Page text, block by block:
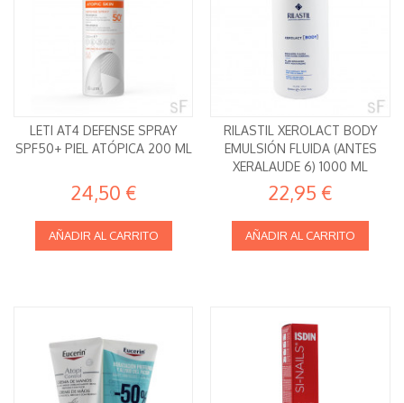
LETI AT4 DEFENSE SPRAY
SPF50+ PIEL ATÓPICA 200 ML
24,50 €
AÑADIR AL CARRITO
RILASTIL XEROLACT BODY
EMULSIÓN FLUIDA (ANTES
XERALAUDE 6) 1000 ML
22,95 €
AÑADIR AL CARRITO